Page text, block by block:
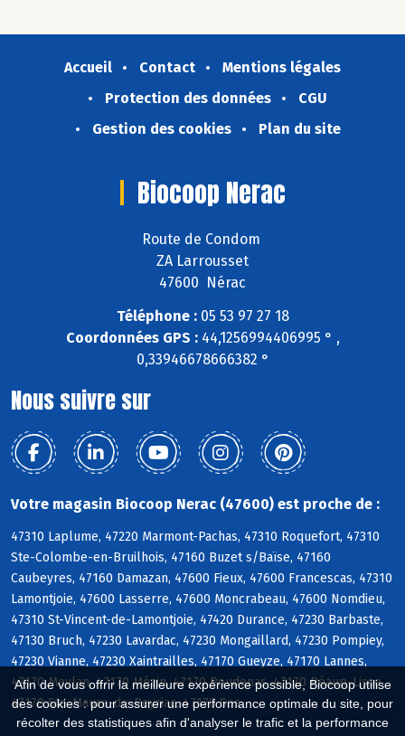
Afin de vous offrir la meilleure expérience possible, Biocoop utilise
des cookies : pour assurer une performance optimale du site, pour
récolter des statistiques afin d'analyser le trafic et la performance
Accueil Contact
Mentions légales
Protection des données
CGU
Gestion des cookies
Plan du site
Biocoop Nerac
Route de Condom
ZA Larrousset
47600 Nérac
Téléphone :05 53 97 27 18
Coordonnées GPS :44,1256994406995 ° ,
0,33946678666382 °
Nous suivre sur
Votre magasin Biocoop Nerac (47600) est proche de :
47310 Laplume, 47220 Marmont-Pachas, 47310 Roquefort, 47310
Ste-Colombe-en-Bruilhois, 47160 Buzet s/Baïse, 47160
Caubeyres, 47160 Damazan, 47600 Fieux, 47600 Francescas, 47310
Lamontjoie, 47600 Lasserre, 47600 Moncrabeau, 47600 Nomdieu,
47310 St-Vincent-de-Lamontjoie, 47420 Durance, 47230 Barbaste,
47130 Bruch, 47230 Lavardac, 47230 Mongaillard, 47230 Pompiey,
47230 Vianne, 47230 Xaintrailles, 47170 Gueyze, 47170 Lannes,
47170 Meylan, 47170 Mézin, 47170 Poudenas, 47170 Réaup-Lisse,
47170 Ste-Maure-de-Peyriac, 47170 Sos